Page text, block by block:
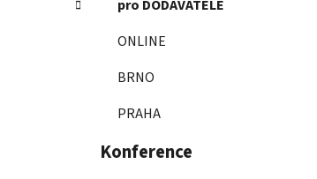
p
pro DODAVATELE
ONLINE
BRNO
PRAHA
Konference